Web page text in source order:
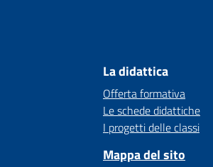
La didattica
Offerta formativa
Le schede didattiche
I progetti delle classi
Mappa del sito